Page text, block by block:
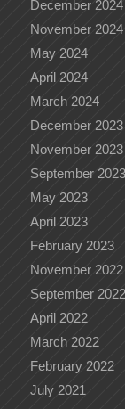
December 2024
November 2024
May 2024
April 2024
March 2024
December 2023
November 2023
September 2023
May 2023
April 2023
February 2023
November 2022
September 2022
April 2022
March 2022
February 2022
July 2021